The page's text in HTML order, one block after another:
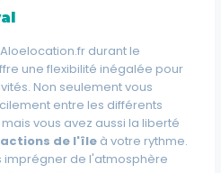
durant le
une flexibilité inégalée pour
Non seulement vous
entre les différents
vous avez aussi la liberté
de l'îleà votre rythme.
imprégner de l'atmosphère